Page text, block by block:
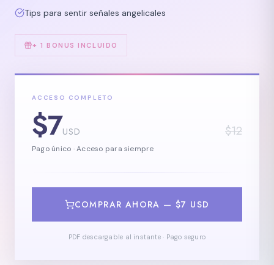
Blog
Tips para sentir señales angelicales
+ 1 BONUS INCLUIDO
ACCESO COMPLETO
$7USD $12
Pago único · Acceso para siempre
COMPRAR AHORA — $7 USD
PDF descargable al instante · Pago seguro